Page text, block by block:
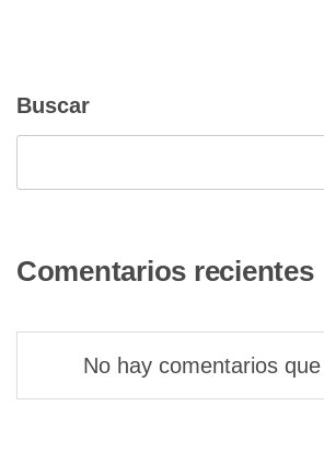
Buscar
Comentarios recientes
No hay comentarios